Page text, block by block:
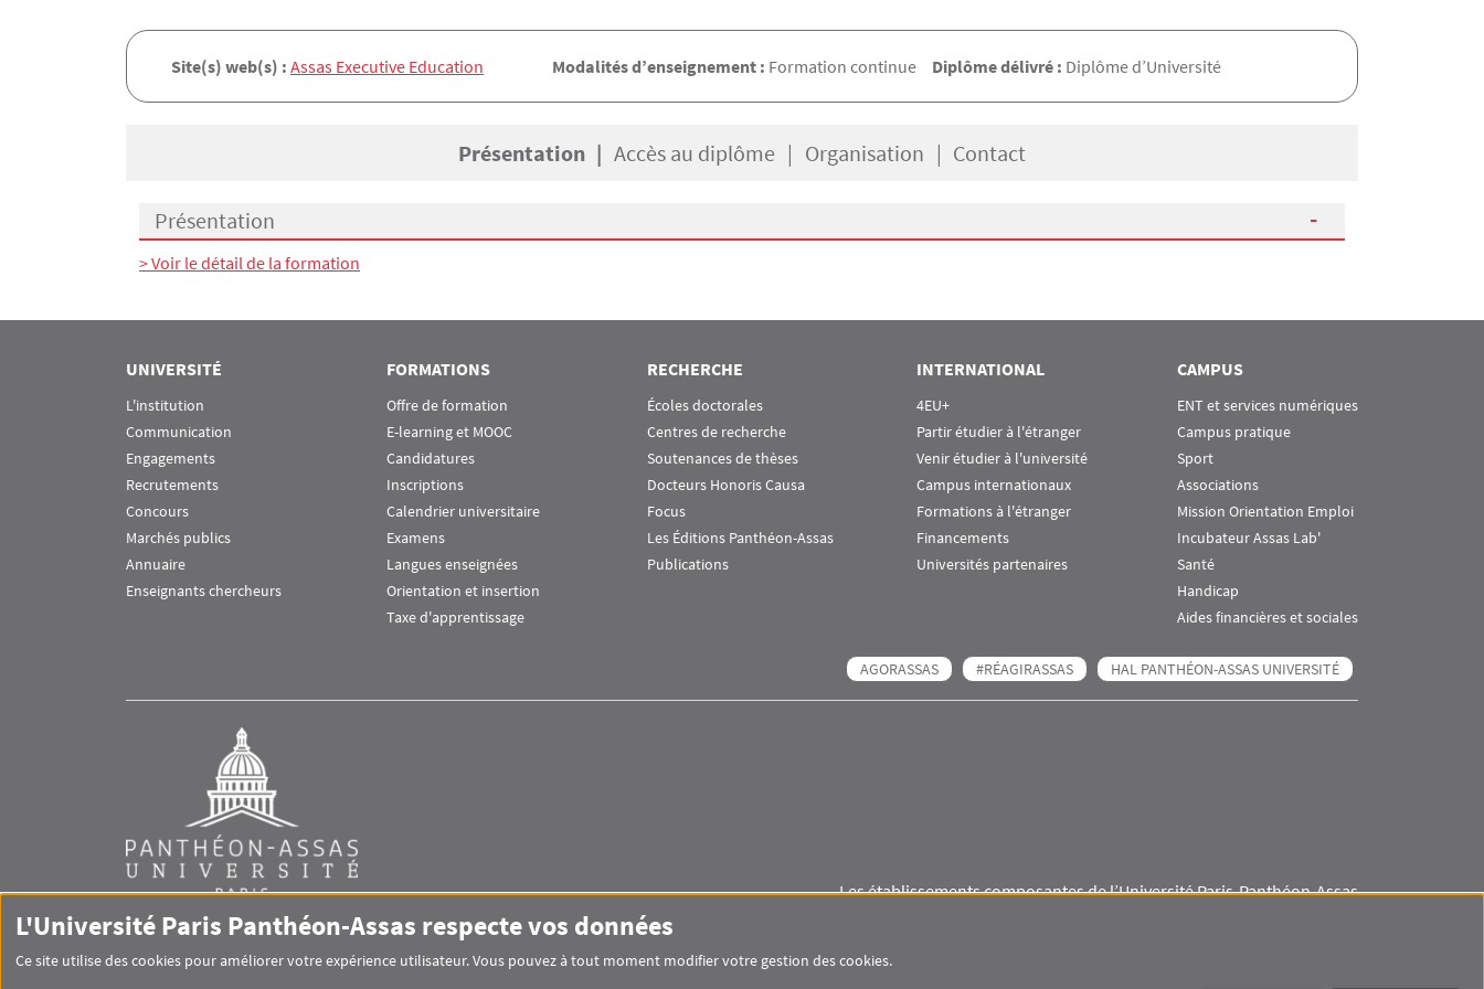
Site(s) web(s) : Assas Executive Education Modalités d’enseignement : Formation continue Diplôme délivré : Diplôme d’Université
Présentation Accès au diplôme Organisation Contact
Présentation
Présentation
> Voir le détail de la formation
UNIVERSITÉ
L'institution
Communication
Engagements
Recrutements
Concours
Marchés publics
Annuaire
Enseignants chercheurs
FORMATIONS
Offre de formation
E-learning et MOOC
Candidatures
Inscriptions
Calendrier universitaire
Examens
Langues enseignées
Orientation et insertion
Taxe d'apprentissage
RECHERCHE
Écoles doctorales
Centres de recherche
Soutenances de thèses
Docteurs Honoris Causa
Focus
Les Éditions Panthéon-Assas
Publications
INTERNATIONAL
4EU+
Partir étudier à l'étranger
Venir étudier à l'université
Campus internationaux
Formations à l'étranger
Financements
Universités partenaires
CAMPUS
ENT et services numériques
Campus pratique
Sport
Associations
Mission Orientation Emploi
Incubateur Assas Lab'
Santé
Handicap
Aides financières et sociales
AGORASSAS #RÉAGIRASSAS HAL PANTHÉON-ASSAS UNIVERSITÉ
Les établissements composantes de l’Université Paris-Panthéon-Assas
L'Université Paris Panthéon-Assas respecte vos données
Ce site utilise des cookies pour améliorer votre expérience utilisateur. Vous pouvez à tout moment modifier votre gestion des cookies.